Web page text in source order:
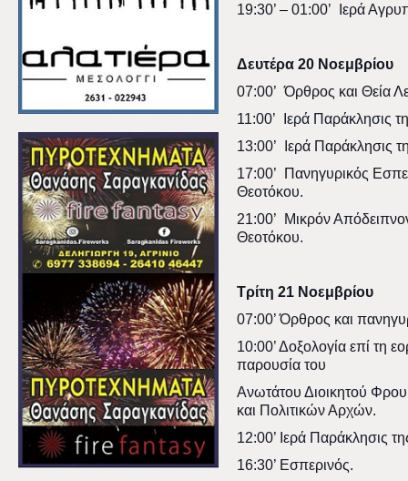
19:30’ – 01:00’ Ιερά
Δευτέρα 20 Νοεμβρίου
07:00’ Όρθρος και Θεία
11:00’ Ιερά Παράκλησις
13:00’ Ιερά Παράκλησις
17:00’ Πανηγυρικός
Θεοτόκου.
21:00’ Μικρόν
Θεοτόκου.
Τρίτη 21 Νοεμβρίου
07:00’ Όρθρος και
10:00’ Δοξολογία επί τη
παρουσία του
Ανωτάτου Διοικητού
και Πολιτικών Αρχών.
12:00’ Ιερά Παράκλησις
16:30’ Εσπερινός.